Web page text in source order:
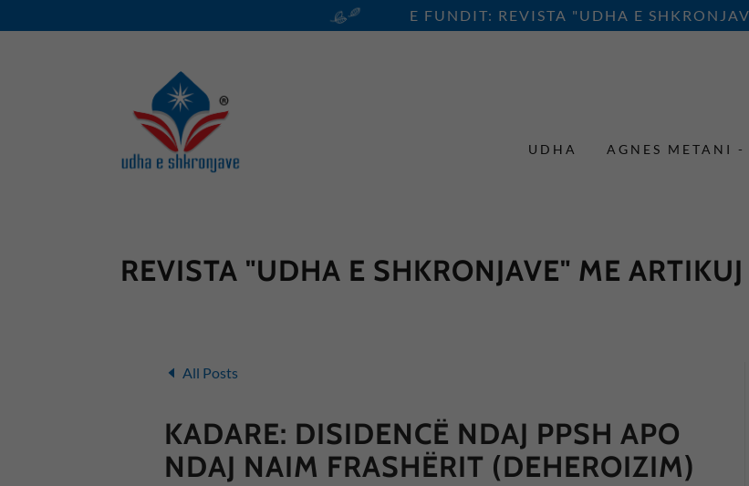
E FUNDIT: REVISTA "UDHA E
UDHA AGNES METANI -
REVISTA "UDHA E SHKRONJAVE" ME
All Posts
KADARE: DISIDENCË NDAJ PPSH APO
NDAJ NAIM FRASHËRIT (DEHEROIZIM)